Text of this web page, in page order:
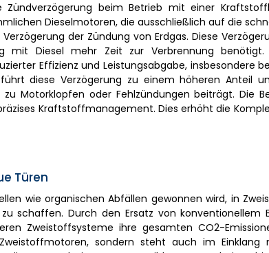
beim Betrieb mit einer
Dieselmotoren, die ausschließlich auf die
der Zündung von Erdgas. Diese
mit Diesel mehr Zeit zur Verbrennung benötigt.
Effizienz und Leistungsabgabe, insbesondere
diese Verzögerung zu einem höheren Anteil
Motorklopfen oder Fehlzündungen beiträgt. Die
Kraftstoffmanagement. Dies erhöht die
Türen
wie organischen Abfällen gewonnen wird, in
schaffen. Durch den Ersatz von konventionellem
Zweistoffsysteme ihre gesamten CO2-
sondern steht auch im Einklang